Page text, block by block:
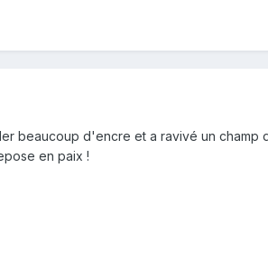
beaucoup d'encre et a ravivé un
en paix !